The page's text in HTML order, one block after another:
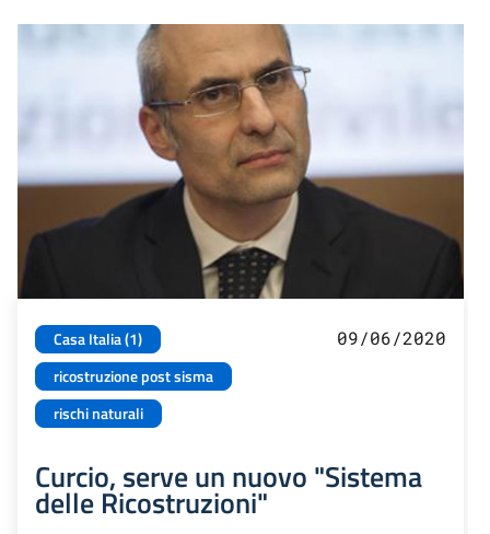
Casa Italia (1)
ricostruzione post sisma
rischi naturali
09/06/2020
Curcio, serve un nuovo "Sistema
delle Ricostruzioni"